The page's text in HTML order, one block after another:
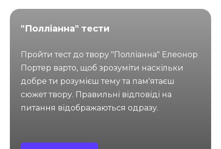
"Полліанна" тести
Пройти тест до твору "Полліанна" Елеонор
Портер варто, щоб зрозуміти наскільки
добре ти розумієш тему та пам'ятаєш
сюжет твору. Правильні відповіді на
питання відображаються одразу.